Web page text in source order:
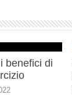
benefici di